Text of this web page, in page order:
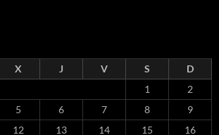
X J V S
D
1
2
5 6 7 8
9
12 13 14 15 16